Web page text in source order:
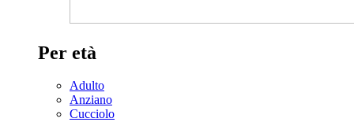
Per età
Adulto
Anziano
Cucciolo